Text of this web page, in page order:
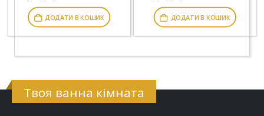
ДОДАТИ В КОШИК ДОДАТИ В КОШИК
Твоя ванна кімната